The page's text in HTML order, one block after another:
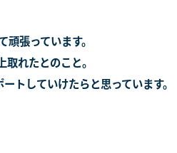
張っています。
れたとのこと。
トしていけたらと思っています。